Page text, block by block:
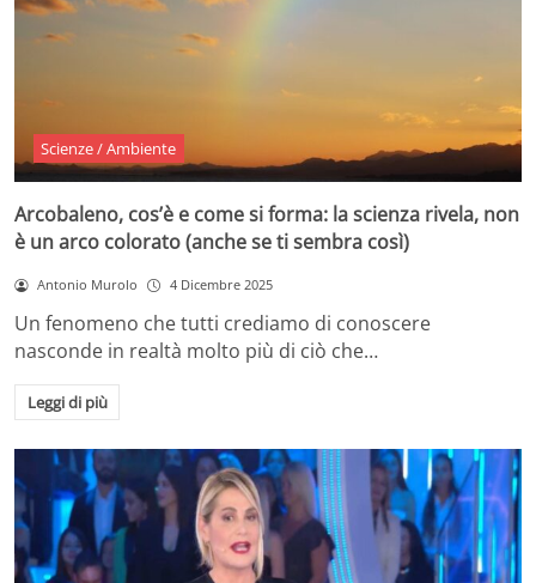
Scienze / Ambiente
Arcobaleno, cos’è e come si forma: la scienza rivela, non
è un arco colorato (anche se ti sembra così)
Antonio Murolo 4 Dicembre 2025
Un fenomeno che tutti crediamo di conoscere
nasconde in realtà molto più di ciò che…
Leggi di più